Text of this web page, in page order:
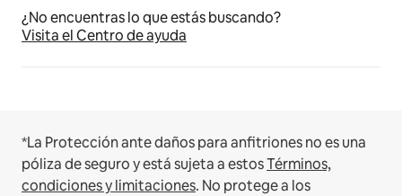
¿No encuentras lo que estás buscando?
Visita el Centro de ayuda
*La Protección ante daños para anfitriones no es una
póliza de seguro y está sujeta a estosTérminos,
condiciones y limitaciones. No protege a los